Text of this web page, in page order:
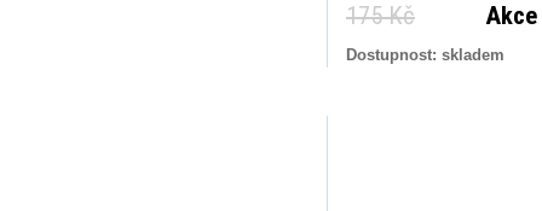
175 Kč Akce
Dostupnost: skladem